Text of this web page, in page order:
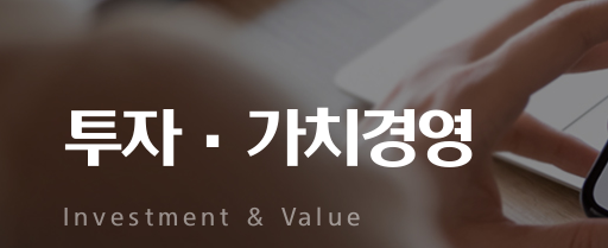
투자·가치경영
Investment & Value